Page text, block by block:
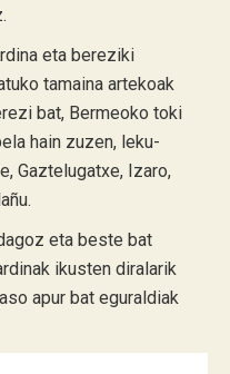
eta bereziki
tamaina artekoak
bat, Bermeoko toki
hain zuzen, leku-
Gaztelugatxe, Izaro,
eta beste bat
ikusten diralarik
apur bat eguraldiak